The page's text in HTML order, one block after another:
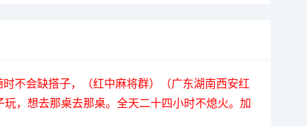
不会缺搭子，（红中麻将群）（广东湖南西安红
，想去那桌去那桌。全天二十四小时不熄火。加